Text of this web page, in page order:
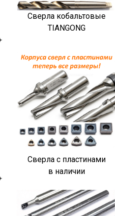
Сверла кобальтовые
TIANGONG
Сверла с пластинами
в наличии